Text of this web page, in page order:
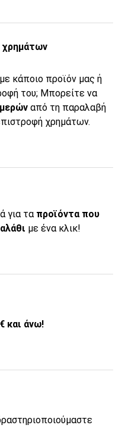
χρημάτων
κάποιο προϊόν μας ή
του; Μπορείτε να
από τη παραλαβή
χρημάτων.
για τα προϊόντα που
με ένα κλικ!
και άνω!